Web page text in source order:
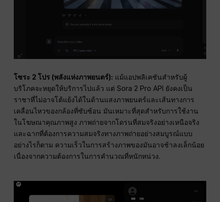
โซระ 2 โปร (พลังแห่งภาพยนตร์): แม้แอปพลิเคชันสำหรับผู้
บริโภคจะหยุดให้บริการไปแล้ว แต่ Sora 2 Pro API ยังคงเป็น
ราชาที่ไม่อาจโต้แย้งได้ในด้านแสงภาพยนตร์และเส้นทางการ
เคลื่อนไหวของกล้องที่ซับซ้อน มันเหมาะที่สุดสำหรับการใช้งาน
ในโฆษณาคุณภาพสูง ภาพถ่ายจากโดรนที่สมจริงอย่างเหนือจริง
และฉากที่ต้องการความสมจริงทางภาพถ่ายอย่างสมบูรณ์แบบ
อย่างไรก็ตาม ความเร็วในการสร้างภาพของมันอาจช้าลงเล็กน้อย
เนื่องจากความต้องการในการคำนวณที่หนักหน่วง.